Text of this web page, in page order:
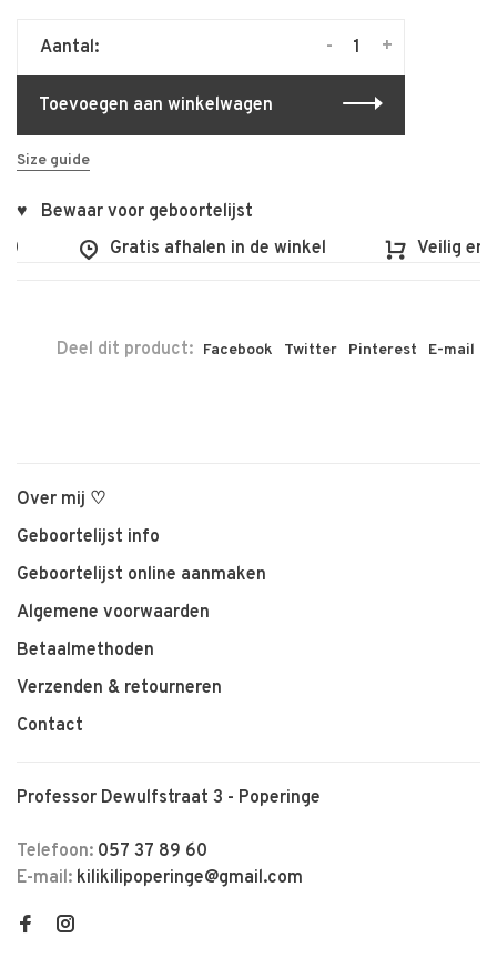
Aantal: +
-
Toevoegen aan winkelwagen
Size guide
♥ Bewaar voor geboortelijst
Gratis afhalen in de winkel
Veilig en
Deel dit product: Facebook Twitter Pinterest E-mail
Over mij ♡
Geboortelijst info
Geboortelijst online aanmaken
Algemene voorwaarden
Betaalmethoden
Verzenden & retourneren
Contact
Professor Dewulfstraat 3 - Poperinge
Telefoon: 057 37 89 60
E-mail: kilikilipoperinge@gmail.com